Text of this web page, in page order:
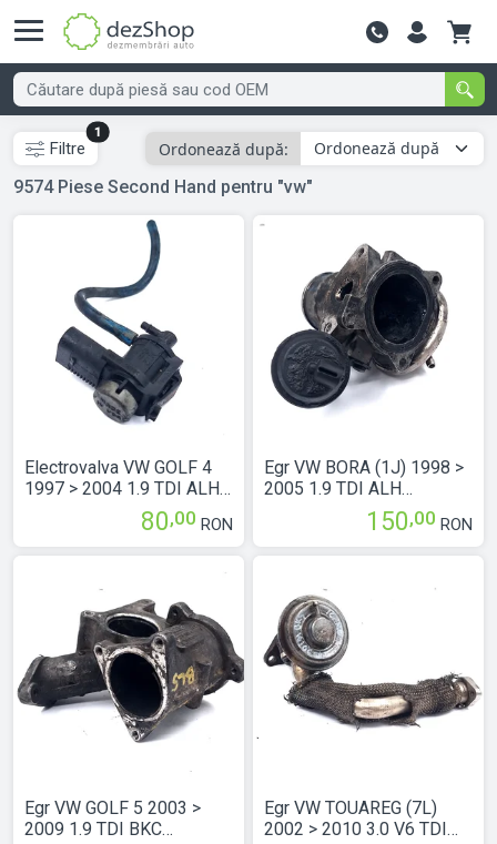
Contactează-
Filtre
1
Ordonează după:
9574Piese Second Hand pentru "vw"
Electrovalva VW GOLF 4
1997 > 2004 1.9 TDI ALH
Motorina 1J0906283C
80,00 RON
Egr VW GOLF 5 2003 >
2009 1.9 TDI BKC
Egr VW BORA (1J) 1998 >
2005 1.9 TDI ALH
Motorina 038129637
150,00 RON
Egr VW TOUAREG (7L)
2002 > 2010 3.0 V6 TDI